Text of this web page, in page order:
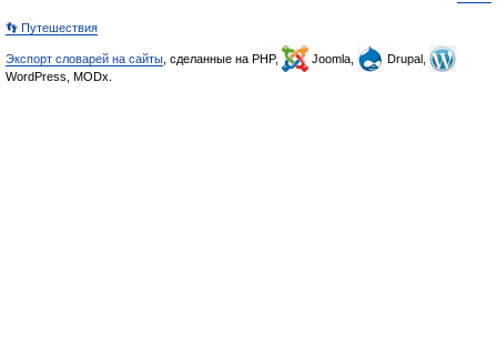
👣 Путешествия
Экспорт словарей на сайты , сделанные на PHP, Joomla,
Drupal,
WordPress, MODx.